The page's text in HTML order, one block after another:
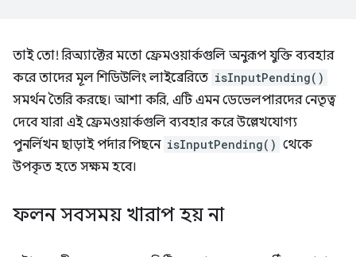
তাই তো! রিঅ্যাক্টের মতো ফ্রেমওয়ার্কগুলি অনুরূপ যুক্তি ব্যবহার
করে তাদের মূল শিডিউলিং লাইব্রেরিতে isInputPending()
সমর্থন তৈরি করছে। আশা করি, এটি এমন ডেভেলপারদের নেতৃত্ব
দেবে যারা এই ফ্রেমওয়ার্কগুলি ব্যবহার করে উল্লেখযোগ্য
পুনর্লিখন ছাড়াই পর্দার পিছনে isInputPending() থেকে
উপকৃত হতে সক্ষম হবে।
ফলন সবসময় খারাপ হয় না